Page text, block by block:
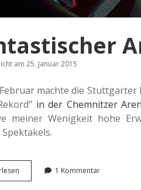
am 25. Januar 2015
machte die
in der Chem­nit­zer
meiner Wenig­keit hohe
tas­
1 Kommentar